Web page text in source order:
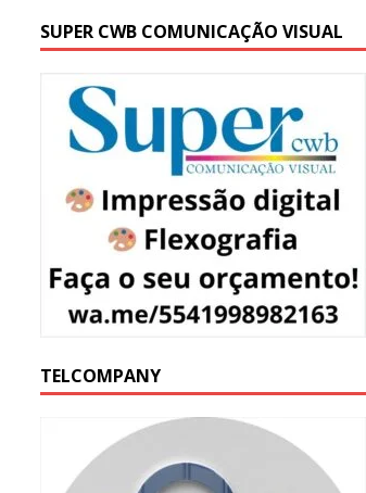
SUPER CWB COMUNICAÇÃO VISUAL
TELCOMPANY